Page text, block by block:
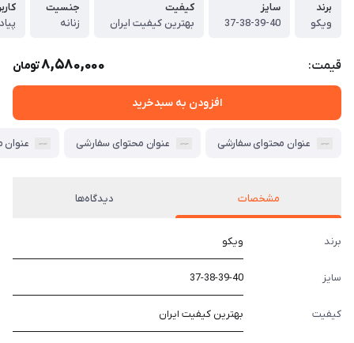
برند
ویکو
سایز
37-38-39-40
کیفیت
بهترین کیفیت ایران
جنسیت
زنانه
قیمت: 8,580,000تومان
افزودن به سبدخرید
عنوان محتوای سفارشی عنوان محتوای سفارشی عنوان
مشخصات دیدگاه‌ها
برند ویکو
سایز 37-38-39-40
کیفیت بهترین کیفیت ایران